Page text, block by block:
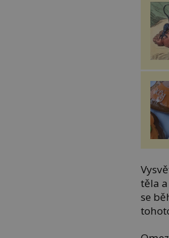
těla
se